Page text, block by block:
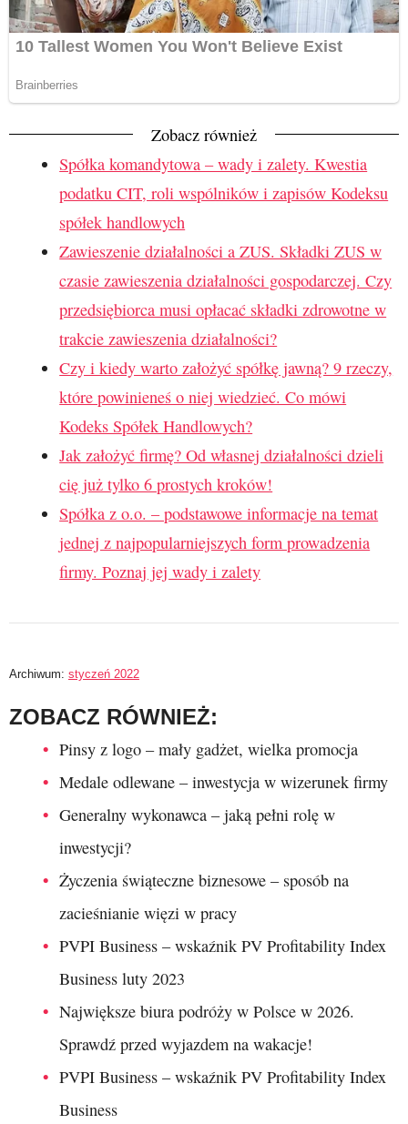
Zobacz również
Spółka komandytowa – wady i zalety. Kwestia
podatku CIT, roli wspólników i zapisów Kodeksu
spółek handlowych
Zawieszenie działalności a ZUS. Składki ZUS w
czasie zawieszenia działalności gospodarczej. Czy
przedsiębiorca musi opłacać składki zdrowotne w
trakcie zawieszenia działalności?
Czy i kiedy warto założyć spółkę jawną? 9 rzeczy,
które powinieneś o niej wiedzieć. Co mówi
Kodeks Spółek Handlowych?
Jak założyć firmę? Od własnej działalności dzieli
cię już tylko 6 prostych kroków!
Spółka z o.o. – podstawowe informacje na temat
jednej z najpopularniejszych form prowadzenia
firmy. Poznaj jej wady i zalety
Archiwum: styczeń 2022
ZOBACZ RÓWNIEŻ:
Pinsy z logo – mały gadżet, wielka promocja
Medale odlewane – inwestycja w wizerunek firmy
Generalny wykonawca – jaką pełni rolę w
inwestycji?
Życzenia świąteczne biznesowe – sposób na
zacieśnianie więzi w pracy
PVPI Business – wskaźnik PV Profitability Index
Business luty 2023
Największe biura podróży w Polsce w 2026.
Sprawdź przed wyjazdem na wakacje!
PVPI Business – wskaźnik PV Profitability Index
Business